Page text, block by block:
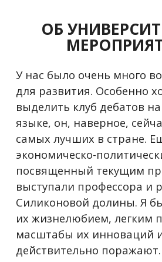
ОБ
У нас было очень много
для развития. Особенно
выделить клуб дебатов
языке, он, наверное,
самых лучших в стране.
экономическо-
посвященный текущим
выступали профессора и
Силиконовой долины. Я
их жизнелюбием, легким
масштабы их инноваций
действительно